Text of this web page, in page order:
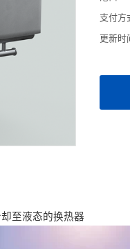
支付方
更新时
至液态的换热器